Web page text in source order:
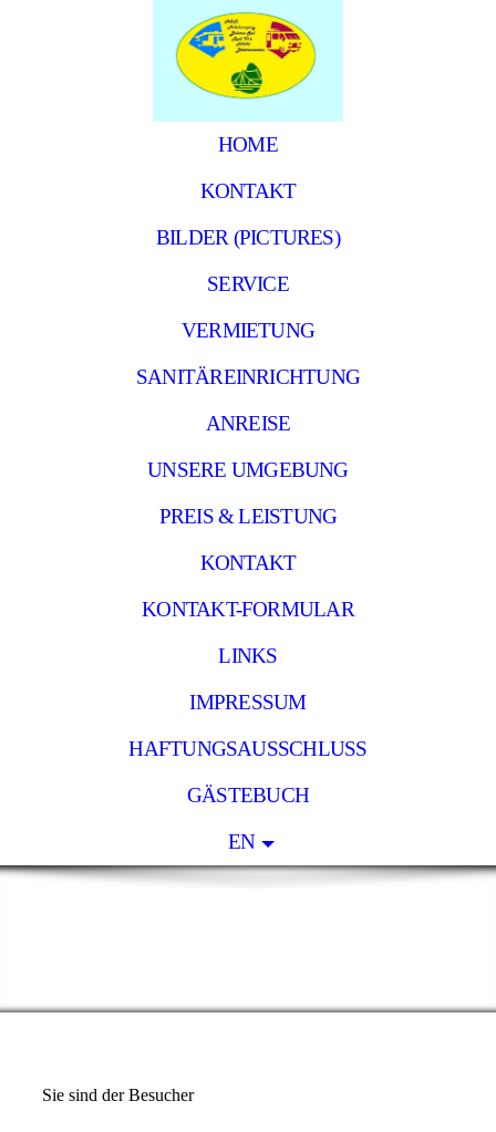
HOME
KONTAKT
BILDER (PICTURES)
SERVICE
VERMIETUNG
SANITÄREINRICHTUNG
ANREISE
UNSERE UMGEBUNG
PREIS & LEISTUNG
KONTAKT
KONTAKT-FORMULAR
LINKS
IMPRESSUM
HAFTUNGSAUSSCHLUSS
GÄSTEBUCH
EN
Sie sind derBesucher